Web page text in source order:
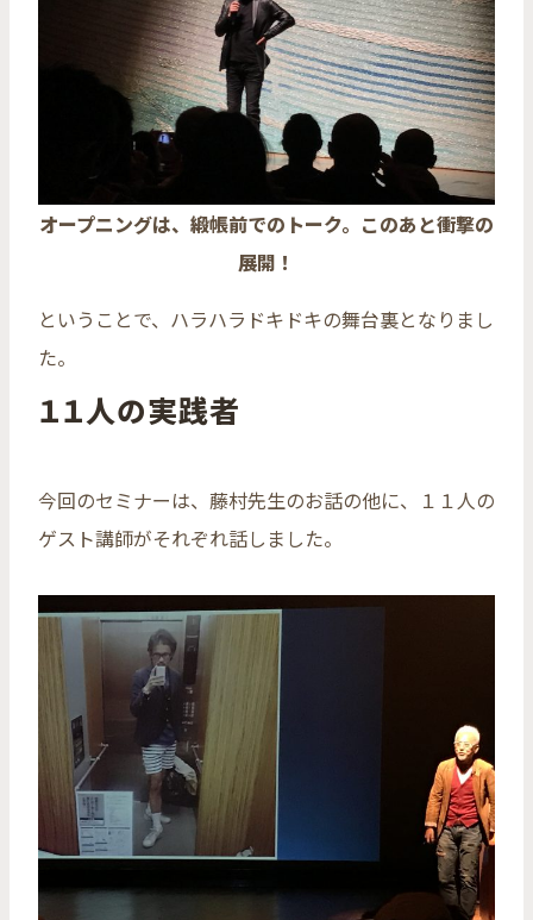
オープニングは、緞帳前でのトーク。このあと衝撃の
展開！
ということで、ハラハラドキドキの舞台裏となりまし
た。
１１人の実践者
今回のセミナーは、藤村先生のお話の他に、１１人の
ゲスト講師がそれぞれ話しました。